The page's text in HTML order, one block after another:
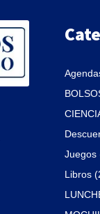
Juegos
Libros